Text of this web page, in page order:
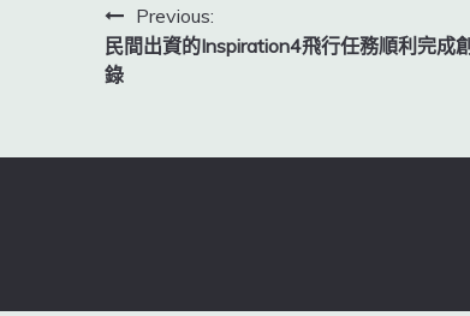
文
章
覽
Previous:
民間出資的Inspiration4飛行任務順利完成
錄